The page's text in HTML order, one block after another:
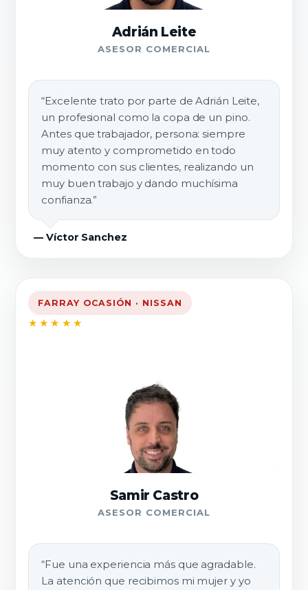
Adrián Leite
ASESOR COMERCIAL
“Excelente trato por parte de Adrián Leite,
un profesional como la copa de un pino.
Antes que trabajador, persona: siempre
muy atento y comprometido en todo
momento con sus clientes, realizando un
muy buen trabajo y dando muchísima
confianza.”
— Víctor Sanchez
FARRAY OCASIÓN · NISSAN
★★★★★
Samir Castro
ASESOR COMERCIAL
“Fue una experiencia más que agradable.
La atención que recibimos mi mujer y yo